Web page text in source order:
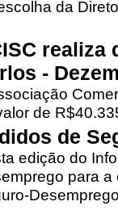
da
realiza
-
de
de
edição do
para